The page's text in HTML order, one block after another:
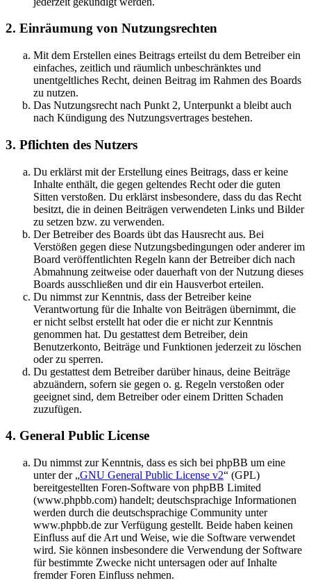
2. Einräumung von Nutzungsrechten
Mit dem Erstellen eines Beitrags erteilst du dem Betreiber ein
einfaches, zeitlich und räumlich unbeschränktes und
unentgeltliches Recht, deinen Beitrag im Rahmen des Boards
zu nutzen.
Das Nutzungsrecht nach Punkt 2, Unterpunkt a bleibt auch
nach Kündigung des Nutzungsvertrages bestehen.
3. Pflichten des Nutzers
Du erklärst mit der Erstellung eines Beitrags, dass er keine
Inhalte enthält, die gegen geltendes Recht oder die guten
Sitten verstoßen. Du erklärst insbesondere, dass du das Recht
besitzt, die in deinen Beiträgen verwendeten Links und Bilder
zu setzen bzw. zu verwenden.
Der Betreiber des Boards übt das Hausrecht aus. Bei
Verstößen gegen diese Nutzungsbedingungen oder anderer im
Board veröffentlichten Regeln kann der Betreiber dich nach
Abmahnung zeitweise oder dauerhaft von der Nutzung dieses
Boards ausschließen und dir ein Hausverbot erteilen.
Du nimmst zur Kenntnis, dass der Betreiber keine
Verantwortung für die Inhalte von Beiträgen übernimmt, die
er nicht selbst erstellt hat oder die er nicht zur Kenntnis
genommen hat. Du gestattest dem Betreiber, dein
Benutzerkonto, Beiträge und Funktionen jederzeit zu löschen
oder zu sperren.
Du gestattest dem Betreiber darüber hinaus, deine Beiträge
abzuändern, sofern sie gegen o. g. Regeln verstoßen oder
geeignet sind, dem Betreiber oder einem Dritten Schaden
zuzufügen.
4. General Public License
Du nimmst zur Kenntnis, dass es sich bei phpBB um eine
unter der „GNU General Public License v2“ (GPL)
bereitgestellten Foren-Software von phpBB Limited
(www.phpbb.com) handelt; deutschsprachige Informationen
werden durch die deutschsprachige Community unter
www.phpbb.de zur Verfügung gestellt. Beide haben keinen
Einfluss auf die Art und Weise, wie die Software verwendet
wird. Sie können insbesondere die Verwendung der Software
für bestimmte Zwecke nicht untersagen oder auf Inhalte
fremder Foren Einfluss nehmen.